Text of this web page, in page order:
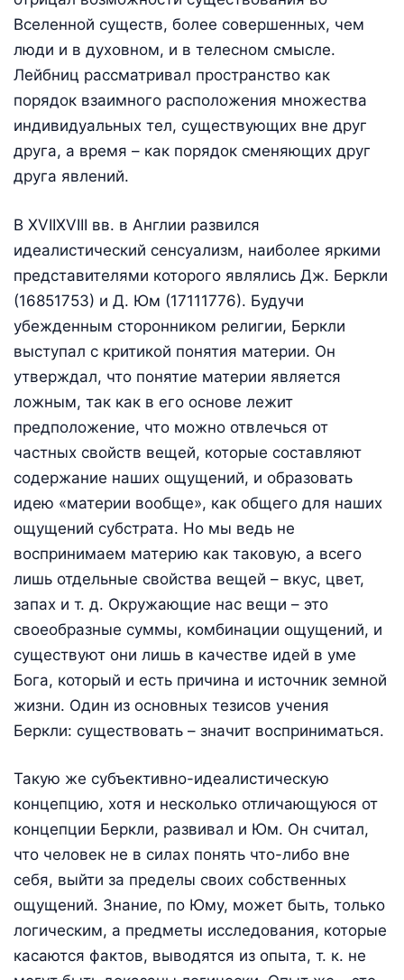
Вселенной существ, более совершенных, чем
люди и в духовном, и в телесном смысле.
Лейбниц рассматривал пространство как
порядок взаимного расположения множества
индивидуальных тел, существующих вне друг
друга, а время – как порядок сменяющих друг
друга явлений.
В XVIIXVIII вв. в Англии развился
идеалистический сенсуализм, наиболее яркими
представителями которого являлись Дж. Беркли
(16851753) и Д. Юм (17111776). Будучи
убежденным сторонником религии, Беркли
выступал с критикой понятия материи. Он
утверждал, что понятие материи является
ложным, так как в его основе лежит
предположение, что можно отвлечься от
частных свойств вещей, которые составляют
содержание наших ощущений, и образовать
идею «материи вообще», как общего для наших
ощущений субстрата. Но мы ведь не
воспринимаем материю как таковую, а всего
лишь отдельные свойства вещей – вкус, цвет,
запах и т. д. Окружающие нас вещи – это
своеобразные суммы, комбинации ощущений, и
существуют они лишь в качестве идей в уме
Бога, который и есть причина и источник земной
жизни. Один из основных тезисов учения
Беркли: существовать – значит восприниматься.
Такую же субъективно-идеалистическую
концепцию, хотя и несколько отличающуюся от
концепции Беркли, развивал и Юм. Он считал,
что человек не в силах понять что-либо вне
себя, выйти за пределы своих собственных
ощущений. Знание, по Юму, может быть, только
логическим, а предметы исследования, которые
касаются фактов, выводятся из опыта, т. к. не